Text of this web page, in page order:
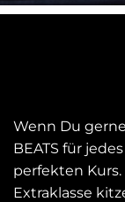
Wenn Du
BEATS für
perfekten
Extraklasse